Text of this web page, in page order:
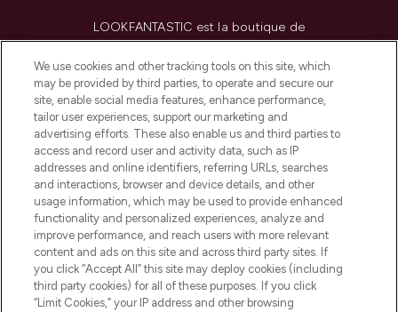
LOOKFANTASTIC est la boutique de
beauté incontournable en Europe,
proposant les meilleurs produits de soins
de la peau, des cheveux et de maquillage
de plus de 200 marques prestigieuses.
Faites vos achats en ligne ou via
l’application, avec la livraison offerte dès
55€ d'achat.
Consentement aux cookies
Do Not Sell or Share My Personal
Information
AIDE ET INFORMATIONS
We use cookies and other tracking tools on this site, which
may be provided by third parties, to operate and secure our
site, enable social media features, enhance performance,
tailor user experiences, support our marketing and
advertising efforts. These also enable us and third parties to
access and record user and activity data, such as IP
addresses and online identifiers, referring URLs, searches
and interactions, browser and device details, and other
usage information, which may be used to provide enhanced
functionality and personalized experiences, analyze and
improve performance, and reach users with more relevant
content and ads on this site and across third party sites. If
you click “Accept All” this site may deploy cookies (including
third party cookies) for all of these purposes. If you click
“Limit Cookies,” your IP address and other browsing